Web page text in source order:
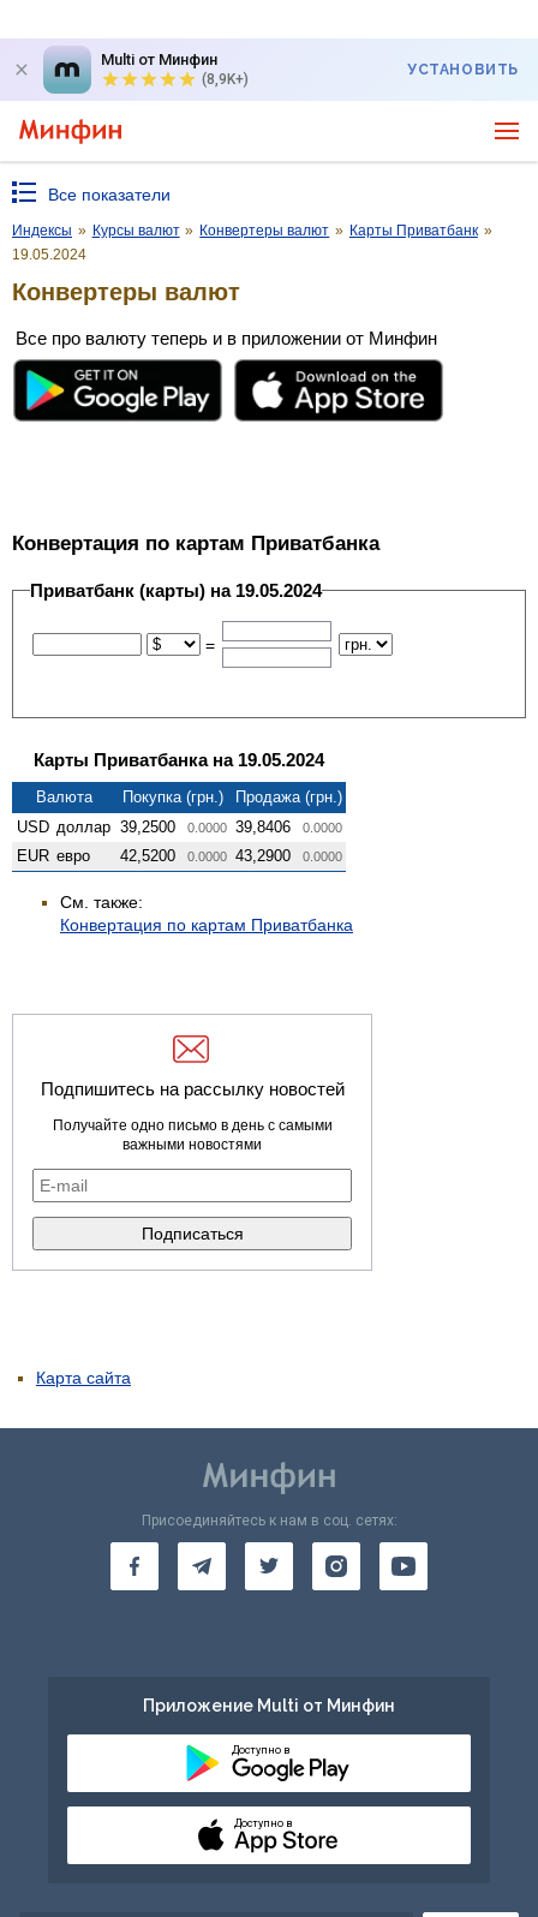
Multi от Минфин
(8,9K+)
УСТАНОВИТЬ
Все показатели
Индексы » Курсы валют » Конвертеры валют » Карты Приватбанк »
19.05.2024
Конвертеры валют
Все про валюту теперь и в приложении от Минфин
Конвертация по картам Приватбанка
Приватбанк (карты) на 19.05.2024
=
Карты Приватбанка на 19.05.2024
Валюта Покупка (грн.)
Продажа (грн.)
USD доллар 39,2500 0.0000 39,8406 0.0000
EUR евро 42,5200 0.0000 43,2900 0.0000
См. также:
Конвертация по картам Приватбанка
Подпишитесь на рассылку новостей
Получайте одно письмо в день с самыми
важными новостями
Карта сайта
Присоединяйтесь к нам в соц. сетях:
Приложение Multi от Минфин
Доступно в
Доступно в